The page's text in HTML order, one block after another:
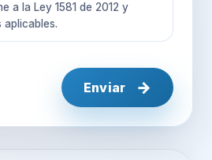
a la Ley 1581 de 2012 y
aplicables.
Enviar